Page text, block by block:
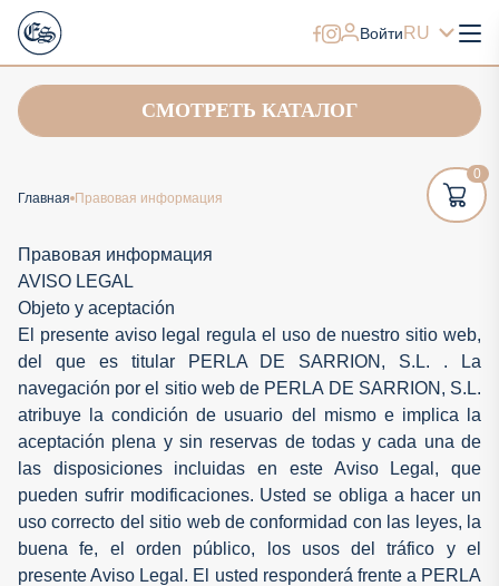
Войти RU
СМОТРЕТЬ КАТАЛОГ
Главная Правовая информация
Правовая информация
AVISO LEGAL
Objeto y aceptación
El presente aviso legal regula el uso de nuestro sitio web,
del que es titular PERLA DE SARRION, S.L. . La
navegación por el sitio web de PERLA DE SARRION, S.L.
atribuye la condición de usuario del mismo e implica la
aceptación plena y sin reservas de todas y cada una de
las disposiciones incluidas en este Aviso Legal, que
pueden sufrir modificaciones. Usted se obliga a hacer un
uso correcto del sitio web de conformidad con las leyes, la
buena fe, el orden público, los usos del tráfico y el
presente Aviso Legal. El usted responderá frente a PERLA
0